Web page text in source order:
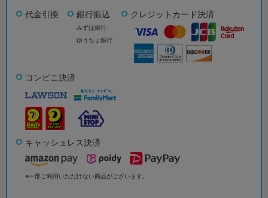
代金引換 銀行振込
みずほ銀行、
ゆうちょ銀行
クレジットカード決済
コンビニ決済
キャッシュレス決済
※一部ご利用いただけない商品がございます。